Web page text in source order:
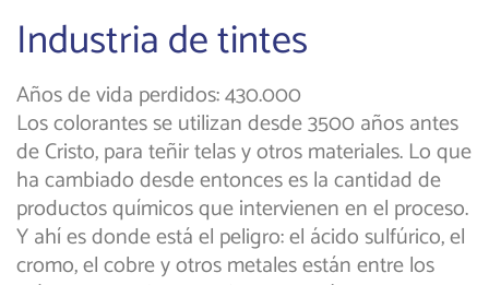
Industria de tintes
Años de vida perdidos: 430.000
Los colorantes se utilizan desde 3500 años antes
de Cristo, para teñir telas y otros materiales. Lo que
ha cambiado desde entonces es la cantidad de
productos químicos que intervienen en el proceso.
Y ahí es donde está el peligro: el ácido sulfúrico, el
cromo, el cobre y otros metales están entre los